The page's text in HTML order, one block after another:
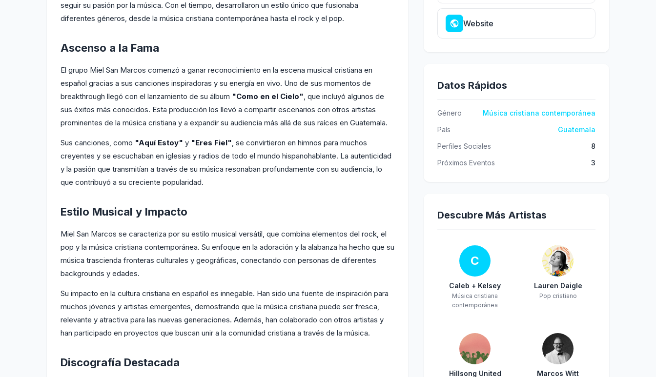
seguir su pasión por la música. Con el tiempo, desarrollaron un estilo único que fusionaba
diferentes géneros, desde la música cristiana contemporánea hasta el rock y el pop.
Ascenso a la Fama
El grupo Miel San Marcos comenzó a ganar reconocimiento en la escena musical cristiana en
español gracias a sus canciones inspiradoras y su energía en vivo. Uno de sus momentos de
breakthrough llegó con el lanzamiento de su álbum "Como en el Cielo", que incluyó algunos de
sus éxitos más conocidos. Esta producción los llevó a compartir escenarios con otros artistas
prominentes de la música cristiana y a expandir su audiencia más allá de sus raíces en Guatemala.
Sus canciones, como "Aquí Estoy" y "Eres Fiel", se convirtieron en himnos para muchos
creyentes y se escuchaban en iglesias y radios de todo el mundo hispanohablante. La autenticidad
y la pasión que transmitían a través de su música resonaban profundamente con su audiencia, lo
que contribuyó a su creciente popularidad.
Estilo Musical y Impacto
Miel San Marcos se caracteriza por su estilo musical versátil, que combina elementos del rock, el
pop y la música cristiana contemporánea. Su enfoque en la adoración y la alabanza ha hecho que su
música trascienda fronteras culturales y geográficas, conectando con personas de diferentes
backgrounds y edades.
Su impacto en la cultura cristiana en español es innegable. Han sido una fuente de inspiración para
muchos jóvenes y artistas emergentes, demostrando que la música cristiana puede ser fresca,
relevante y atractiva para las nuevas generaciones. Además, han colaborado con otros artistas y
han participado en proyectos que buscan unir a la comunidad cristiana a través de la música.
Discografía Destacada
Website
Datos Rápidos
Género
Música cristiana contemporánea
País
Guatemala
Perfiles Sociales
8
Próximos Eventos
3
Descubre Más Artistas
C
Caleb + Kelsey
Música cristiana
contemporánea
Lauren Daigle
Pop cristiano
Hillsong United Marcos Witt